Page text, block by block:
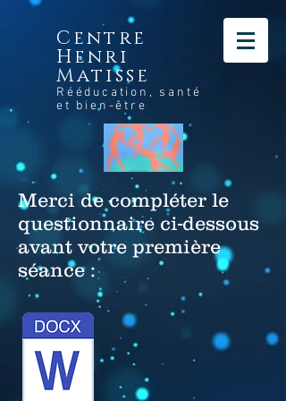
Centre
Henri
Matisse
Rééducation, santé
et bien-être
Merci de compléter le
questionnaire ci-dessous
avant votre première
séance :